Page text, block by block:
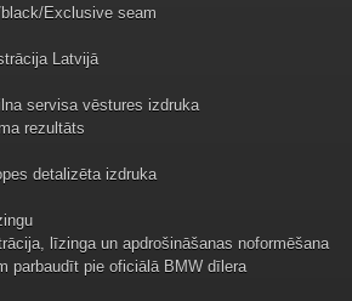
Exclusive seam
Latvijā
servisa vēstures izdruka
rezultāts
detalizēta izdruka
līzinga un apdrošināšanas noformēšana
parbaudīt pie oficiālā BMW dīlera